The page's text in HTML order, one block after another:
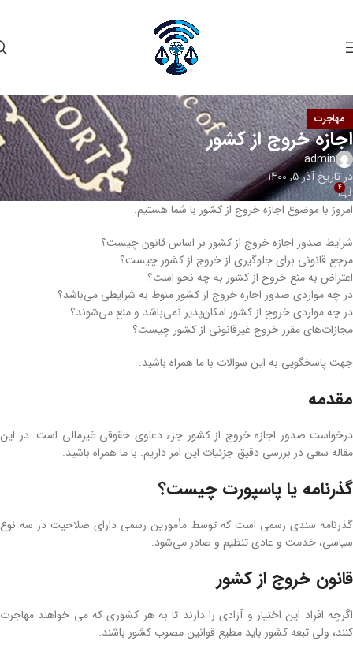
مهاجرت
اجازه خروج از کشور
admin
در تاریخ آذر 5, 1400
4
امروز با موضوع اجازه خروج از کشور با شما هستیم.
شرایط صدور اجازه خروج از کشور بر اساس قانون چیست؟
مرجع قانونی برای جلوگیری از خروج از کشور چیست؟
اعتراض به منع خروج از کشور به چه نحو است؟
در چه مواردی صدور اجازه خروج از کشور منوط به شرایطی می‌باشد؟
در چه مواردی خروج از کشور امکان‌پذیر نمی‌باشد و منع می‌شوند؟
مجازات‌های مقرر خروج غیرقانونی از کشور چیست؟
جهت پاسخگویی به این سوالات با ما همراه باشید.
مقدمه
درخواست صدور اجازه خروج از کشور جزء دعاوی حقوقی غیرمالی است. در این
مقاله سعی در بررسی دقیق جزئیات این امر داریم. با ما همراه باشید.
گذرنامه یا پاسپورت چیست؟
گذرنامه سندی رسمی است که توسط مأمورین رسمی دارای صلاحیت در سه نوع
سیاسی، خدمت و عادی تنظیم و صادر می‌شود.
قانون خروج از کشور
اگرچه افراد این اختیار و آزادی را دارند تا به هر کشوری که می خواهند مهاجرت
کنند، ولی تبعه کشور باید مطیع قوانین مصوب کشور باشند.